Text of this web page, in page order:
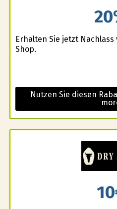
Erhalten Sie jetzt Nachlass
Shop.
Nutzen Sie diesen